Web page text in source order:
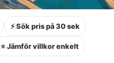
⚡ Sök pris på 30 sek
⭐ Jämför villkor enkelt